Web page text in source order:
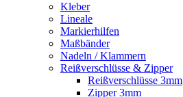
Kleber
Lineale
Markierhilfen
Maßbänder
Nadeln / Klammern
Reißverschlüsse & Zipper
Reißverschlüsse 3mm
Zipper 3mm